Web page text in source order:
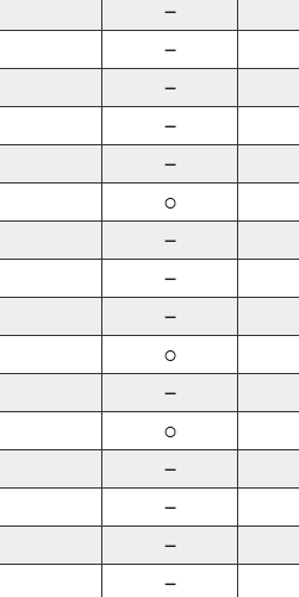
－
－
－
－
－
○
－
－
－
○
－
○
－
－
－
－